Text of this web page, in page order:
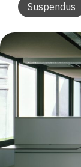
Suspendus